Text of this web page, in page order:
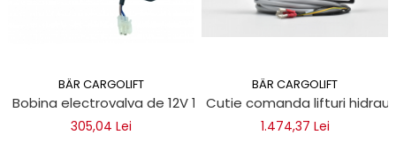
BÄR CARGOLIFT
Bobina electrovalva de 12V 18x40 mm Bär Cargolift
305,04 Lei
BÄR CARGOLIFT
Cutie comanda lifturi
1.474,37 Lei